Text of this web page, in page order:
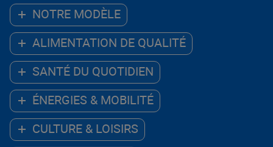
NOTRE MODÈLE
ALIMENTATION DE QUALITÉ
SANTÉ DU QUOTIDIEN
ÉNERGIES & MOBILITÉ
CULTURE & LOISIRS